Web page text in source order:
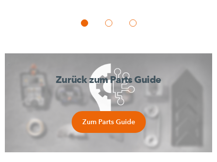
Zurück zum Parts Guide
Zum Parts Guide